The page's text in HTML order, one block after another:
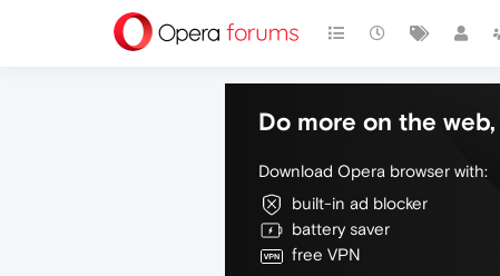
Do more on the
Download Opera browser with:
built-in ad blocker
battery saver
free VPN